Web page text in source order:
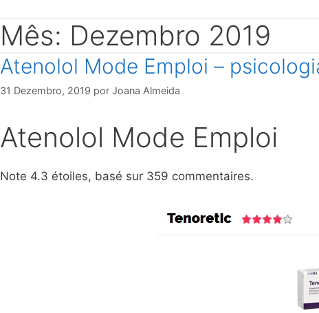
Mês: Dezembro 2019
Atenolol Mode Emploi –
31 Dezembro, 2019 por Joana Almeida
Atenolol Mode Emploi
Note 4.3 étoiles, basé sur 359 commentaires.